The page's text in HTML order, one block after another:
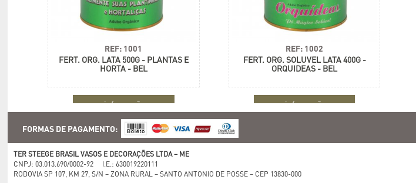
REF: 1001
FERT. ORG. LATA 500G - PLANTAS E
HORTA - BEL
+ informações
REF: 1002
FERT. ORG. SOLUVEL LATA 400G -
ORQUIDEAS - BEL
+ informações
FORMAS DE PAGAMENTO:
TER STEEGE BRASIL VASOS E DECORAÇÕES LTDA – ME
CNPJ: 03.013.690/0002-92 I.E.: 630019220111
RODOVIA SP 107, KM 27, S/N – ZONA RURAL – SANTO ANTONIO DE POSSE – CEP 13830-000